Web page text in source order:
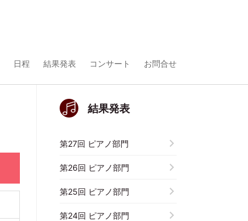
日程 結果発表 コンサート お問合せ
結果発表
第27回 ピアノ部門
第26回 ピアノ部門
第25回 ピアノ部門
第24回 ピアノ部門